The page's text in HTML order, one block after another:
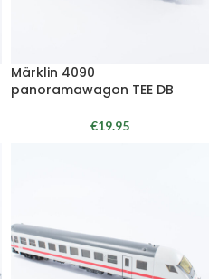
Märklin 4090
panoramawagon TEE DB
€19.95